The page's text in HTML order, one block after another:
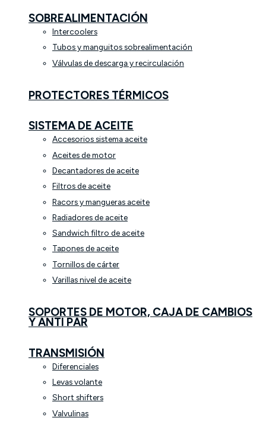
SOBREALIMENTACIÓN
Intercoolers
Tubos y manguitos sobrealimentación
Válvulas de descarga y recirculación
PROTECTORES TÉRMICOS
SISTEMA DE ACEITE
Accesorios sistema aceite
Aceites de motor
Decantadores de aceite
Filtros de aceite
Racors y mangueras aceite
Radiadores de aceite
Sandwich filtro de aceite
Tapones de aceite
Tornillos de cárter
Varillas nivel de aceite
SOPORTES DE MOTOR, CAJA DE CAMBIOS
Y ANTI PAR
TRANSMISIÓN
Diferenciales
Levas volante
Short shifters
Valvulinas